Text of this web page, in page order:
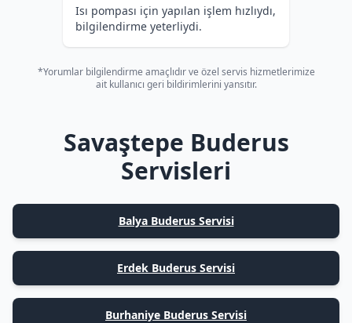
Isı pompası için yapılan işlem hızlıydı,
bilgilendirme yeterliydi.
*Yorumlar bilgilendirme amaçlıdır ve özel servis hizmetlerimize
ait kullanıcı geri bildirimlerini yansıtır.
Savaştepe Buderus
Servisleri
Balya Buderus Servisi
Erdek Buderus Servisi
Burhaniye Buderus Servisi